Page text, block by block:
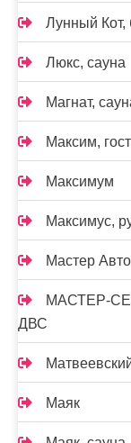
Лунный Кот,
Люкс, сауна
Магнат,
Максим,
Максимум
Максимус,
Мастер Авто
МАСТЕР-
ДВС
Маяк